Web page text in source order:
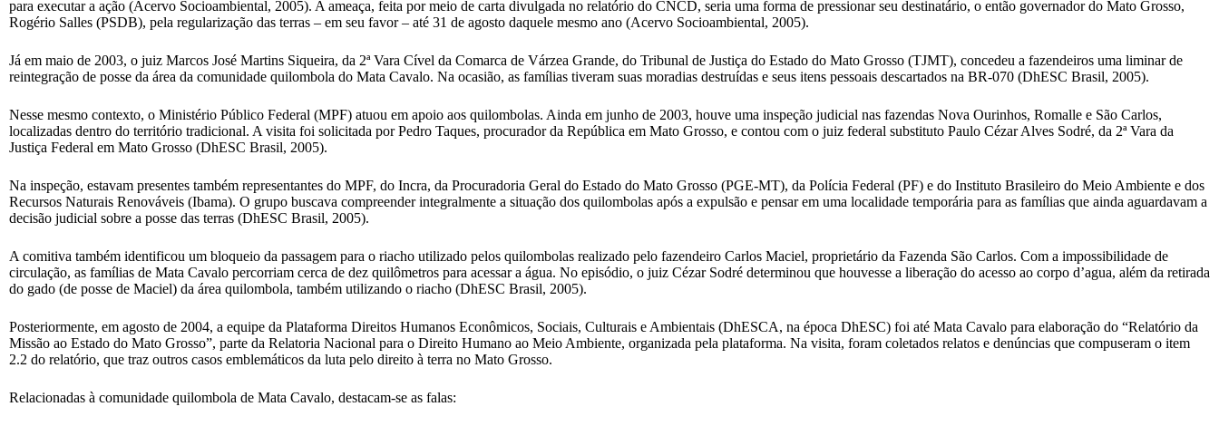
para executar a ação (Acervo Socioambiental, 2005). A ameaça, feita por meio de carta divulgada no relatório do CNCD, seria uma forma de pressionar seu destinatário, o então governador do Mato Grosso,
Rogério Salles (PSDB), pela regularização das terras – em seu favor – até 31 de agosto daquele mesmo ano (Acervo Socioambiental, 2005).
Já em maio de 2003, o juiz Marcos José Martins Siqueira, da 2ª Vara Cível da Comarca de Várzea Grande, do Tribunal de Justiça do Estado do Mato Grosso (TJMT), concedeu a fazendeiros uma liminar de
reintegração de posse da área da comunidade quilombola do Mata Cavalo. Na ocasião, as famílias tiveram suas moradias destruídas e seus itens pessoais descartados na BR-070 (DhESC Brasil, 2005).
Nesse mesmo contexto, o Ministério Público Federal (MPF) atuou em apoio aos quilombolas. Ainda em junho de 2003, houve uma inspeção judicial nas fazendas Nova Ourinhos, Romalle e São Carlos,
localizadas dentro do território tradicional. A visita foi solicitada por Pedro Taques, procurador da República em Mato Grosso, e contou com o juiz federal substituto Paulo Cézar Alves Sodré, da 2ª Vara da
Justiça Federal em Mato Grosso (DhESC Brasil, 2005).
Na inspeção, estavam presentes também representantes do MPF, do Incra, da Procuradoria Geral do Estado do Mato Grosso (PGE-MT), da Polícia Federal (PF) e do Instituto Brasileiro do Meio Ambiente e dos
Recursos Naturais Renováveis (Ibama). O grupo buscava compreender integralmente a situação dos quilombolas após a expulsão e pensar em uma localidade temporária para as famílias que ainda aguardavam a
decisão judicial sobre a posse das terras (DhESC Brasil, 2005).
A comitiva também identificou um bloqueio da passagem para o riacho utilizado pelos quilombolas realizado pelo fazendeiro Carlos Maciel, proprietário da Fazenda São Carlos. Com a impossibilidade de
circulação, as famílias de Mata Cavalo percorriam cerca de dez quilômetros para acessar a água. No episódio, o juiz Cézar Sodré determinou que houvesse a liberação do acesso ao corpo d’agua, além da retirada
do gado (de posse de Maciel) da área quilombola, também utilizando o riacho (DhESC Brasil, 2005).
Posteriormente, em agosto de 2004, a equipe da Plataforma Direitos Humanos Econômicos, Sociais, Culturais e Ambientais (DhESCA, na época DhESC) foi até Mata Cavalo para elaboração do “Relatório da
Missão ao Estado do Mato Grosso”, parte da Relatoria Nacional para o Direito Humano ao Meio Ambiente, organizada pela plataforma. Na visita, foram coletados relatos e denúncias que compuseram o item
2.2 do relatório, que traz outros casos emblemáticos da luta pelo direito à terra no Mato Grosso.
Relacionadas à comunidade quilombola de Mata Cavalo, destacam-se as falas: